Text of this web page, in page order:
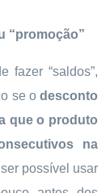
“promoção”
fazer “saldos”,
se o desconto
que o produto
na
possível usar